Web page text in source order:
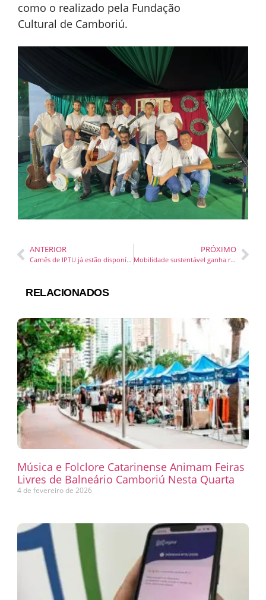
como o realizado pela Fundação
Cultural de Camboriú.
ANTERIOR
Carnês de IPTU já estão disponíveis em na Prefeitura de Camboriú
PRÓXIMO
Mobilidade sustentável ganha reforço em Itajaí com patinetes elétricos
RELACIONADOS
Música e Folclore Catarinense Animam Feiras
Livres de Balneário Camboriú Nesta Quarta
4 de fevereiro de 2026